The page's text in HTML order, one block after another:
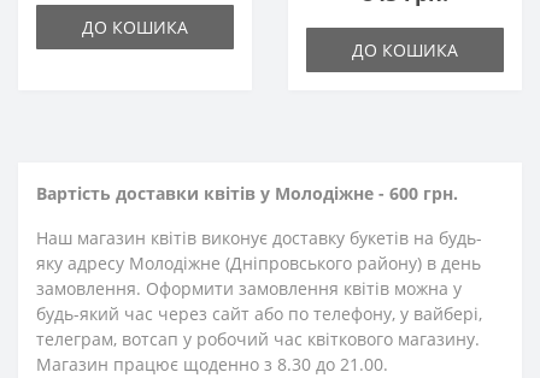
ДО КОШИКА
ДО КОШИКА
Вартість доставки квітів у Молодіжне - 600 грн.
Наш магазин квітів виконує доставку букетів на будь-
яку адресу Молодіжне (Дніпровського району) в день
замовлення. Оформити замовлення квітів можна у
будь-який час через сайт або по телефону, у вайбері,
телеграм, вотсап у робочий час квіткового магазину.
Магазин працює щоденно з 8.30 до 21.00.